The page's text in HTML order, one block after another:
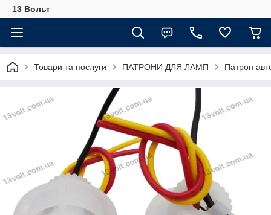
13 Вольт
Товари та послуги ПАТРОНИ ДЛЯ ЛАМП Патрон